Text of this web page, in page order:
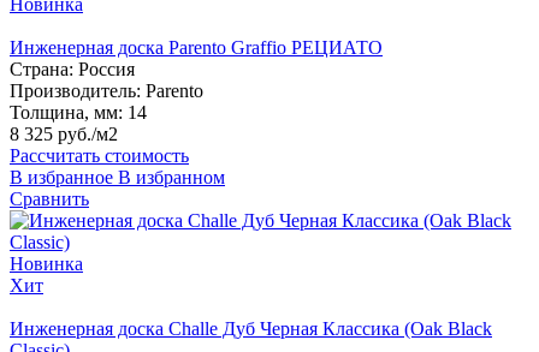
Инженерная доска Parento Graffio РЕЦИАТО
Страна: Россия
Производитель: Parento
Толщина, мм: 14
8 325 руб./м2
Рассчитать стоимость
В избранное В избранном
Сравнить
Новинка
Хит
Инженерная доска Challe Дуб Черная Классика (Oak Black